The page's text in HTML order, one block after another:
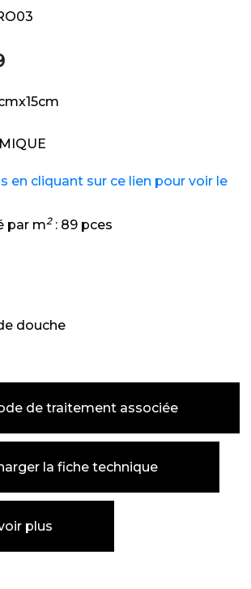
en cliquant sur ce lien pour voir le
par m2: 89 pces
douche
de traitement associée
la fiche technique
plus